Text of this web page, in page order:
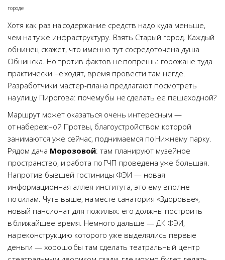
городе
Хотя как раз на содержание средств надо куда меньше,
чем на ту же инфраструктуру. Взять Старый город. Каждый
обнинец скажет, что именно тут сосредоточена душа
Обнинска. Но против фактов не попрешь: горожане туда
практически не ходят, время провести там негде.
Разработчики мастер-плана предлагают посмотреть
на улицу Пирогова: почему бы не сделать ее пешеходной?
Маршрут может оказаться очень интересным —
от набережной Протвы, благоустройством которой
занимаются уже сейчас, поднимаемся по Нижнему парку.
Рядом дача Морозовой: там планируют музейное
пространство, и работа по ГЧП проведена уже большая.
Напротив бывшей гостиницы ФЭИ — новая
информационная аллея института, это ему вполне
по силам. Чуть выше, на месте санатория «Здоровье»,
новый пансионат для пожилых: его должны построить
в ближайшее время. Немного дальше — ДК ФЭИ,
на реконструкцию которого уже выделялись первые
деньги — хорошо бы там сделать театральный центр